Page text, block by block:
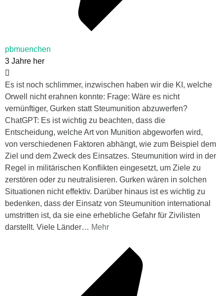
pbmuenchen
3 Jahre her
Es ist noch schlimmer, inzwischen haben wir die KI, welche
Orwell nicht erahnen konnte: Frage: Wäre es nicht
vernünftiger, Gurken statt Steumunition abzuwerfen?
ChatGPT: Es ist wichtig zu beachten, dass die
Entscheidung, welche Art von Munition abgeworfen wird,
von verschiedenen Faktoren abhängt, wie zum Beispiel dem
Ziel und dem Zweck des Einsatzes. Steumunition wird in der
Regel in militärischen Konflikten eingesetzt, um Ziele zu
zerstören oder zu neutralisieren. Gurken wären in solchen
Situationen nicht effektiv. Darüber hinaus ist es wichtig zu
bedenken, dass der Einsatz von Steumunition international
umstritten ist, da sie eine erhebliche Gefahr für Zivilisten
darstellt. Viele Länder… Mehr